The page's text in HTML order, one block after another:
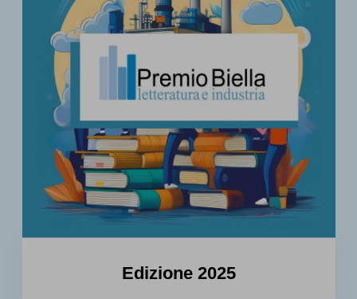
Edizione 2025